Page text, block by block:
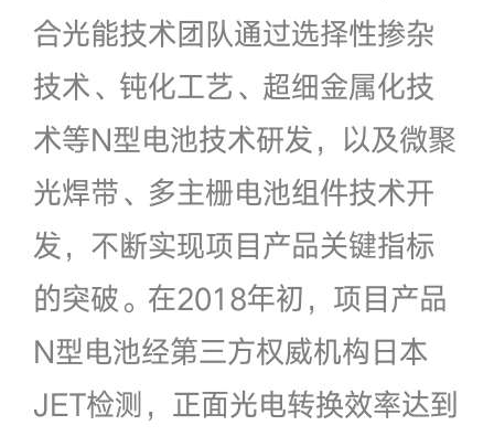
合光能技术团队通过选择性掺杂
技术、钝化工艺、超细金属化技
术等N型电池技术研发，以及微聚
光焊带、多主栅电池组件技术开
发，不断实现项目产品关键指标
的突破。在2018年初，项目产品
N型电池经第三方权威机构日本
JET检测，正面光电转换效率达到